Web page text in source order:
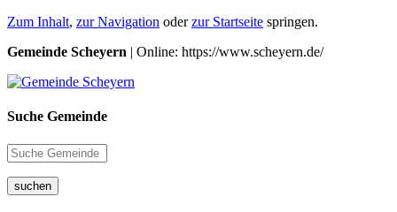
Zum Inhalt, zur Navigation oderzur Startseite springen.
Gemeinde Scheyern | Online: https://www.scheyern.de/
Suche Gemeinde
suchen